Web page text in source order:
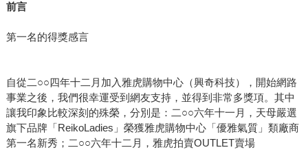
前言
第一名的得獎感言
自從二○○四年十二月加入雅虎購物中心（興奇科技），開始網路
事業之後，我們很幸運受到網友支持，並得到非常多獎項。其中
讓我印象比較深刻的殊榮，分別是：二○○六年十一月，天母嚴選
旗下品牌「ReikoLadies」榮獲雅虎購物中心「優雅氣質」類廠商
第一名新秀；二○○六年十二月，雅虎拍賣OUTLET賣場